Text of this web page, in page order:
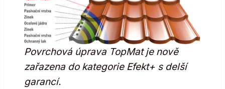
Povrchová úprava TopMat je nově
zařazena do kategorie Efekt+ s delší
garancí.